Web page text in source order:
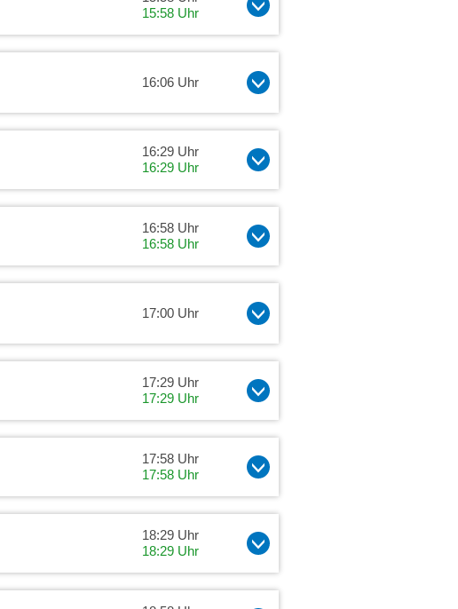
15:58 Uhr
16:06 Uhr
16:29 Uhr
16:29 Uhr
16:58 Uhr
16:58 Uhr
17:00 Uhr
17:29 Uhr
17:29 Uhr
17:58 Uhr
17:58 Uhr
18:29 Uhr
18:29 Uhr